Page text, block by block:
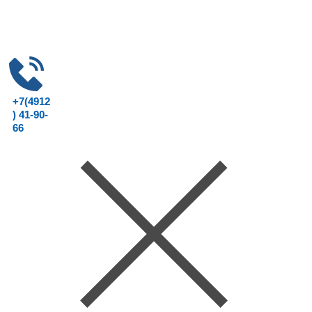
+7(4912
) 41-90-
66